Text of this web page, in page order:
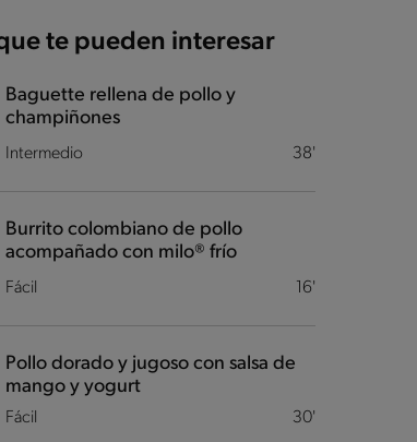
te pueden interesar
Intermedio 38'
Baguette rellena de pollo y
champiñones
Fácil 16'
Burrito colombiano de pollo
acompañado con milo® frío
Fácil 30'
Pollo dorado y jugoso con salsa de
mango y yogurt